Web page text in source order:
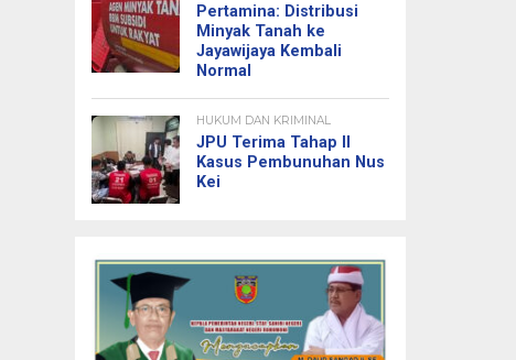
Pertamina: Distribusi
Minyak Tanah ke
Jayawijaya Kembali
Normal
HUKUM DAN KRIMINAL
JPU Terima Tahap II
Kasus Pembunuhan Nus
Kei